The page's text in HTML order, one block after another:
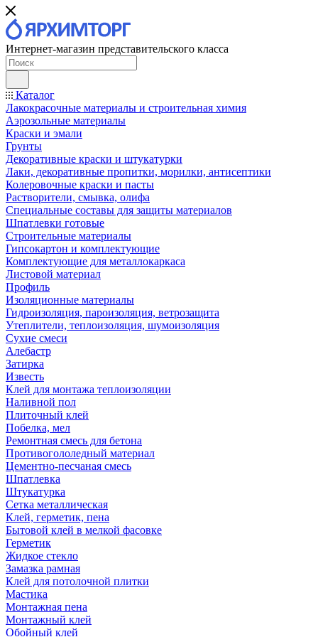
Интернет-магазин представительского класса
Каталог
Лакокрасочные материалы и строительная химия
Аэрозольные материалы
Краски и эмали
Грунты
Декоративные краски и штукатурки
Лаки, декоративные пропитки, морилки, антисептики
Колеровочные краски и пасты
Растворители, смывка, олифа
Специальные составы для защиты материалов
Шпатлевки готовые
Строительные материалы
Гипсокартон и комплектующие
Комплектующие для металлокаркаса
Листовой материал
Профиль
Изоляционные материалы
Гидроизоляция, пароизоляция, ветрозащита
Утеплители, теплоизоляция, шумоизоляция
Сухие смеси
Алебастр
Затирка
Известь
Клей для монтажа теплоизоляции
Наливной пол
Плиточный клей
Побелка, мел
Ремонтная смесь для бетона
Противогололедный материал
Цементно-песчаная смесь
Шпатлевка
Штукатурка
Сетка металлическая
Клей, герметик, пена
Бытовой клей в мелкой фасовке
Герметик
Жидкое стекло
Замазка рамная
Клей для потолочной плитки
Мастика
Монтажная пена
Монтажный клей
Обойный клей